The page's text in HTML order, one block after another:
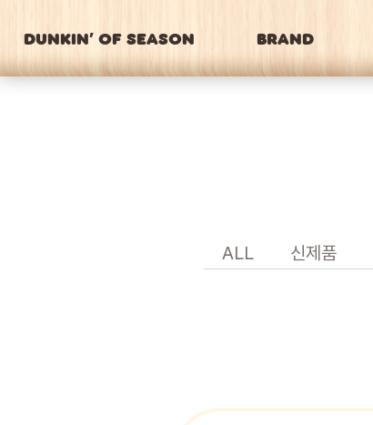
DUNKIN’ OF SEASON BRAND
ALL 신제품